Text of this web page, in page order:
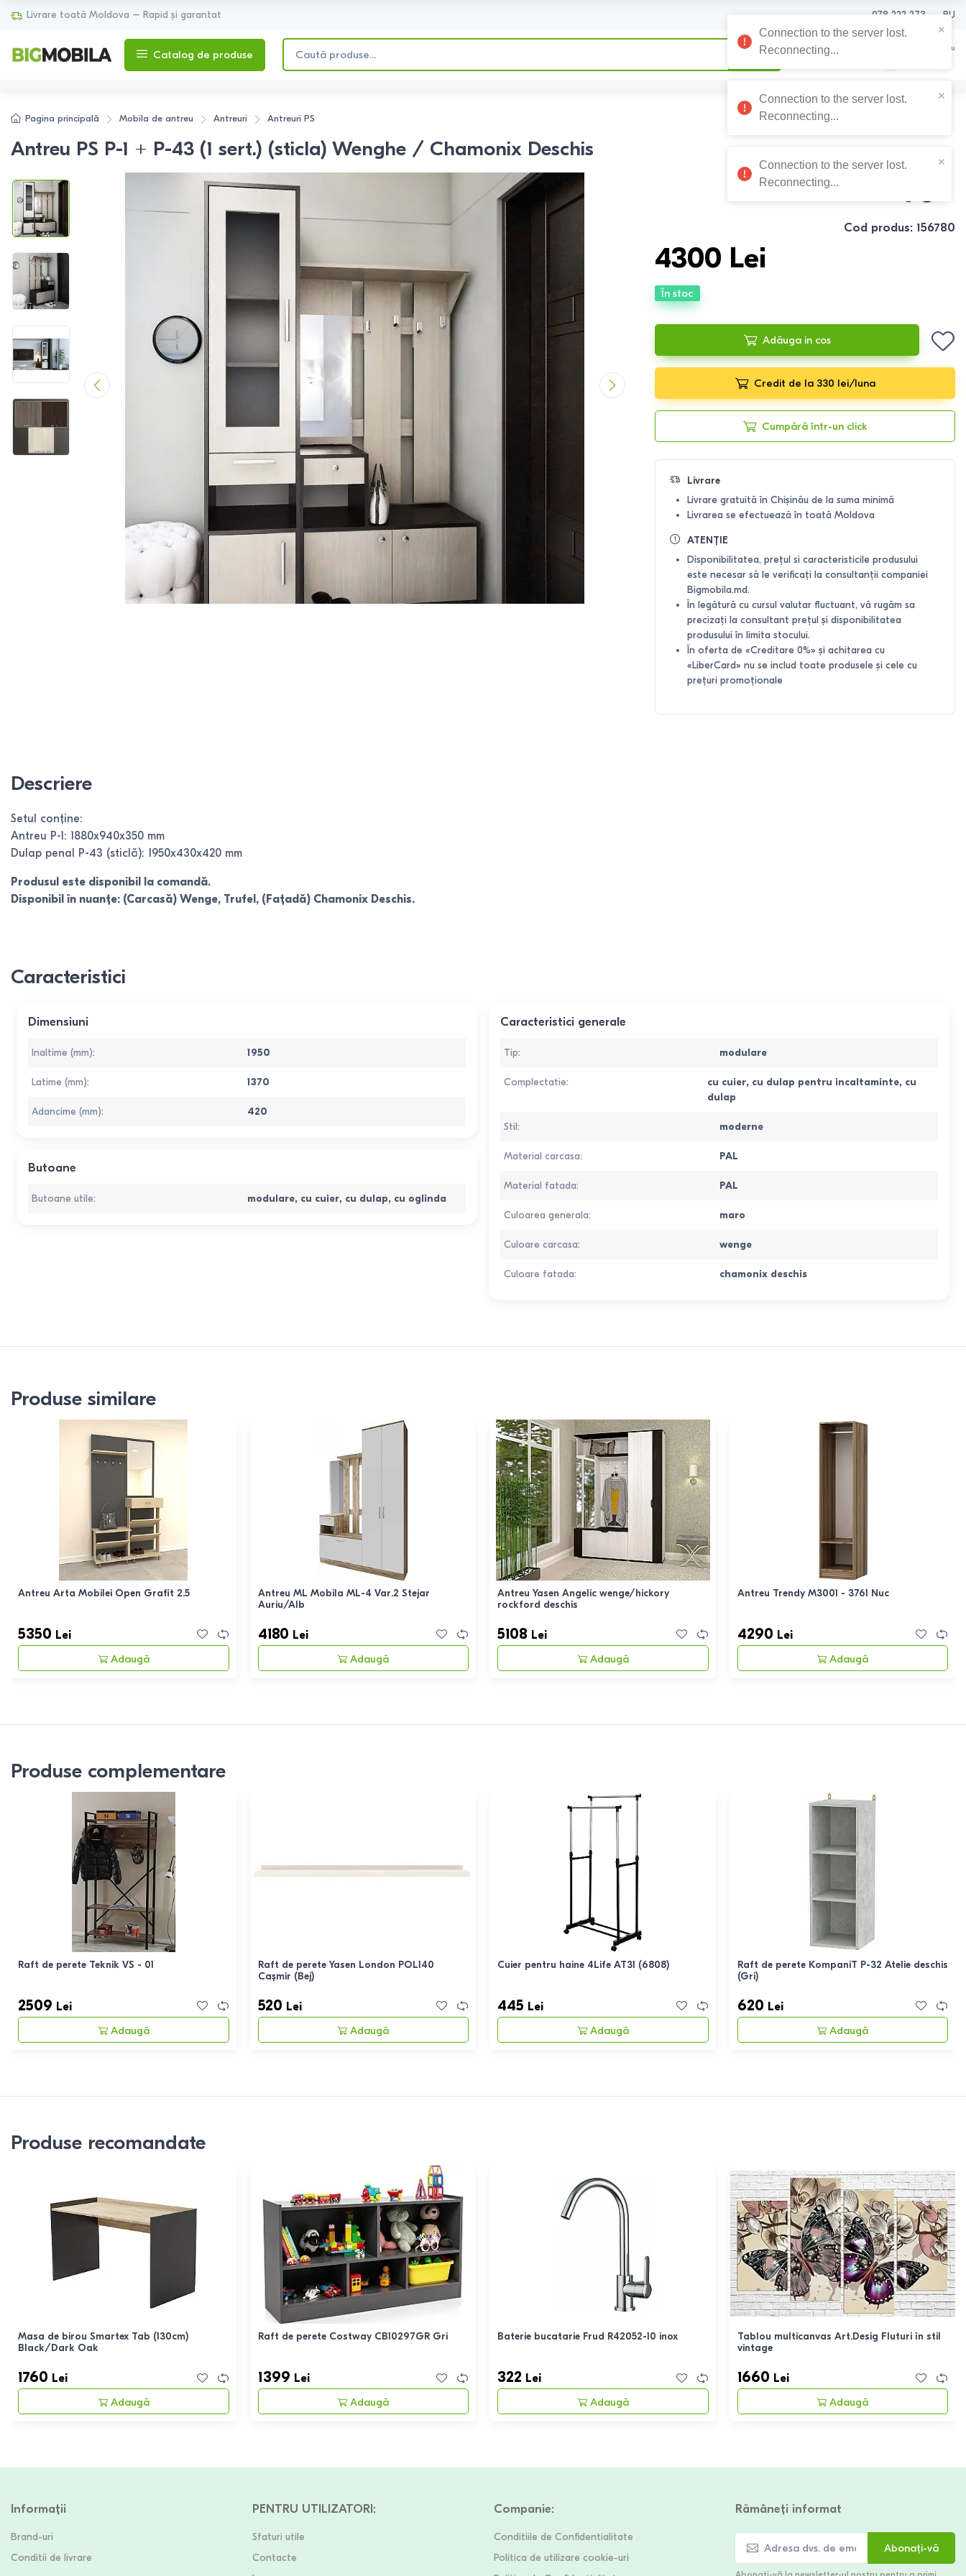
Livrare toată Moldova – Rapid și garantat 078 222 273 RU
Catalog de produse
Coșul meu
Pagina principală Mobila de antreu Antreuri Antreuri PS
Antreu PS P-1 + P-43 (1 sert.) (sticla) Wenghe / Chamonix Deschis
Cod produs: 156780
4300 Lei
În stoc
Adăuga in cos
Credit de la 330 lei/luna
Cumpără într-un click
Livrare
Livrare gratuită în Chișinău de la suma minimă
Livrarea se efectuează în toată Moldova
ATENȚIE
Disponibilitatea, prețul si caracteristicile produsului
este necesar să le verificați la consultanții companiei
Bigmobila.md.
În legătură cu cursul valutar fluctuant, vă rugăm sa
precizați la consultant prețul și disponibilitatea
produsului în limita stocului.
În oferta de «Creditare 0%» și achitarea cu
«LiberCard» nu se includ toate produsele și cele cu
prețuri promoționale
Descriere
Setul conține:
Antreu P-1: 1880x940x350 mm
Dulap penal P-43 (sticlă): 1950x430x420 mm
Produsul este disponibil la comandă.
Disponibil în nuanțe: (Carcasă) Wenge, Trufel, (Fațadă) Chamonix Deschis.
Caracteristici
Dimensiuni
Inaltime (mm): 1950
Latime (mm): 1370
Adancime (mm): 420
Butoane
Butoane utile: modulare, cu cuier, cu dulap, cu oglinda
Caracteristici generale
Tip: modulare
Complectatie: cu cuier, cu dulap pentru incaltaminte, cu
dulap
Stil: modernе
Material carcasa: PAL
Material fatada: PAL
Culoarea generala: maro
Culoare carcasa: wenge
Culoare fatada: chamonix deschis
Produse similare
Antreu Arta Mobilei Open Grafit 2.5
5350 Lei
Adaugă
Antreu ML Mobila ML-4 Var.2 Stejar
Auriu/Alb
4180 Lei
Adaugă
Antreu Yasen Angelic wenge/hickory
rockford deschis
5108 Lei
Adaugă
Antreu Trendy M3001 - 3761 Nuc
4290 Lei
Adaugă
Produse complementare
Raft de perete Teknik VS - 01
2509 Lei
Adaugă
Raft de perete Yasen London POL140
Cașmir (Bej)
520 Lei
Adaugă
Cuier pentru haine 4Life AT31 (6808)
445 Lei
Adaugă
Raft de perete KompaniT P-32 Atelie deschis
(Gri)
620 Lei
Adaugă
Produse recomandate
Masa de birou Smartex Tab (130cm)
Black/Dark Oak
1760 Lei
Adaugă
Raft de perete Costway CB10297GR Gri
1399 Lei
Adaugă
Baterie bucatarie Frud R42052-10 inox
322 Lei
Adaugă
Tablou multicanvas Art.Desig Fluturi în stil
vintage
1660 Lei
Adaugă
Informații
Brand-uri
Conditii de livrare
PENTRU UTILIZATORI:
Sfaturi utile
Contacte
Companie:
Conditiile de Confidentialitate
Politica de utilizare cookie-uri
Rămâneți informat
Abonați-vă